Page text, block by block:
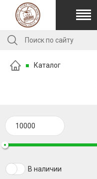
Каталог
В наличии